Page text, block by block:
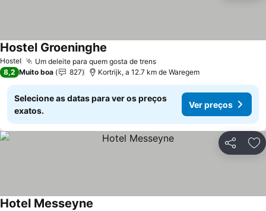
Hostel Um deleite para quem gosta de trens
Hostel Groeninghe
8,2 Muito boa 827 Kortrijk, a 12.7 km de Waregem
Selecione as datas para ver os preços
exatos.
Ver preços
Partilhar
Hotel Messeyne